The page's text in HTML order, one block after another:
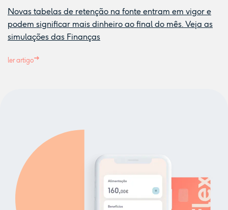
Novas tabelas de retenção na fonte entram em vigor e
podem significar mais dinheiro ao final do mês. Veja as
simulações das Finanças
ler artigo